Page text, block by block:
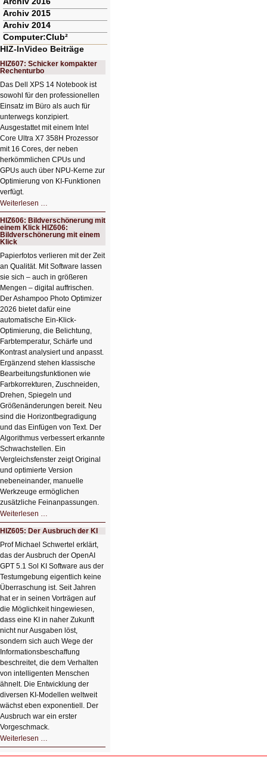
Archiv 2015
Archiv 2014
Computer:Club²
HIZ-InVideo Beiträge
HIZ607: Schicker kompakter
Rechenturbo
Das Dell XPS 14 Notebook ist
sowohl für den professionellen
Einsatz im Büro als auch für
unterwegs konzipiert.
Ausgestattet mit einem Intel
Core Ultra X7 358H Prozessor
mit 16 Cores, der neben
herkömmlichen CPUs und
GPUs auch über NPU-Kerne zur
Optimierung von KI-Funktionen
verfügt.
Weiterlesen …
Schicker
kompakter
Rechenturbo
HIZ606: Bildverschönerung mit
einem Klick HIZ606:
Bildverschönerung mit einem
Klick
Papierfotos verlieren mit der Zeit
an Qualität. Mit Software lassen
sie sich – auch in größeren
Mengen – digital auffrischen.
Der Ashampoo Photo Optimizer
2026 bietet dafür eine
automatische Ein-Klick-
Optimierung, die Belichtung,
Farbtemperatur, Schärfe und
Kontrast analysiert und anpasst.
Ergänzend stehen klassische
Bearbeitungsfunktionen wie
Farbkorrekturen, Zuschneiden,
Drehen, Spiegeln und
Größenänderungen bereit. Neu
sind die Horizontbegradigung
und das Einfügen von Text. Der
Algorithmus verbessert erkannte
Schwachstellen. Ein
Vergleichsfenster zeigt Original
und optimierte Version
nebeneinander, manuelle
Werkzeuge ermöglichen
zusätzliche Feinanpassungen.
Weiterlesen …
Bildverschönerung
mit
einem
Klick
HIZ606:
Bildverschönerung
mit
einem
Klick
HIZ605: Der Ausbruch der KI
Prof Michael Schwertel erklärt,
das der Ausbruch der OpenAI
GPT 5.1 Sol KI Software aus der
Testumgebung eigentlich keine
Überraschung ist. Seit Jahren
hat er in seinen Vorträgen auf
die Möglichkeit hingewiesen,
dass eine KI in naher Zukunft
nicht nur Ausgaben löst,
sondern sich auch Wege der
Informationsbeschaffung
beschreitet, die dem Verhalten
von intelligenten Menschen
ähnelt. Die Entwicklung der
diversen KI-Modellen weltweit
wächst eben exponentiell. Der
Ausbruch war ein erster
Vorgeschmack.
Weiterlesen …
Der